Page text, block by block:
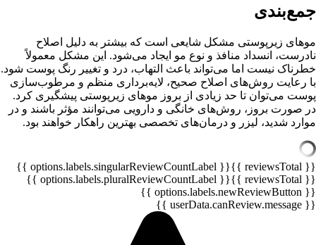
جمع‌بندی
موهای زیرپوستی مشکل شایعی است که بیشتر به دلیل اصلاح
نادرست، انسداد منافذ و نوع مو ایجاد می‌شود. این مشکل معمولاً
خطرناک نیست اما می‌تواند باعث التهاب، درد و تغییر رنگ پوست شود.
با رعایت روش‌های اصلاح صحیح، لایه‌برداری منظم و مرطوب‌سازی
پوست می‌توان تا حد زیادی از بروز موهای زیرپوستی پیشگیری کرد.
در صورت بروز، روش‌های خانگی و دارویی می‌توانند مؤثر باشند و در
موارد شدید، لیزر و درمان‌های تخصصی بهترین راهکار خواهند بود.
{{ reviewsTotal }}
{{ options.labels.singularReviewCountLabel }}
{{ reviewsTotal }}
{{ options.labels.pluralReviewCountLabel }}
{{ options.labels.newReviewButton }}
{{ userData.canReview.message }}